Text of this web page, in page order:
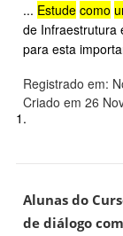
... Estude como
de Infraestrutura
para esta
Registrado em:
Criado em 26
1.
Alunas do
de diálogo